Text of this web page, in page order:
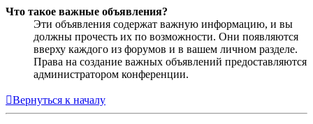
Что такое важные объявления?
Эти объявления содержат важную информацию, и вы
должны прочесть их по возможности. Они появляются
вверху каждого из форумов и в вашем личном разделе.
Права на создание важных объявлений предоставляются
администратором конференции.
Вернуться к началу